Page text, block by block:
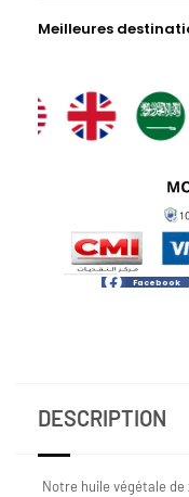
Meilleures
Facebook
DESCRIPTION
Notre huile végétale